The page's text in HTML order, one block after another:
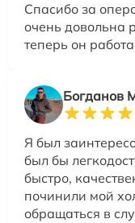
Спасибо за
очень довольна
теперь он
Богданов
Я был
был бы
быстро,
починили мой
обращаться в